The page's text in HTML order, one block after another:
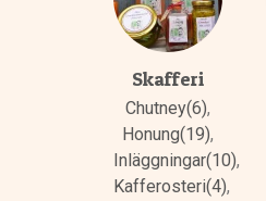
Skafferi
Chutney(6),
Honung(19),
Inläggningar(10),
Kafferosteri(4),